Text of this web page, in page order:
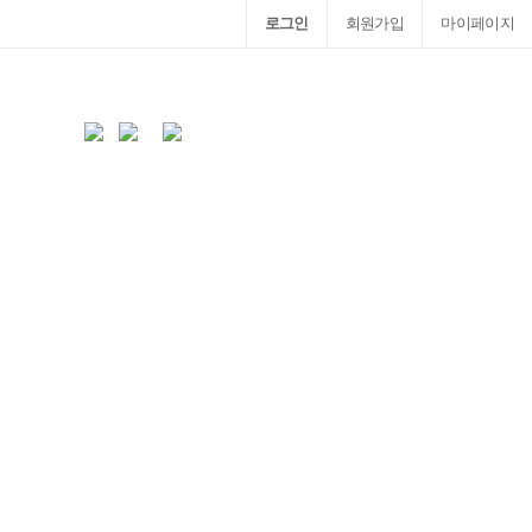
마이페이지
회원가입
로그인